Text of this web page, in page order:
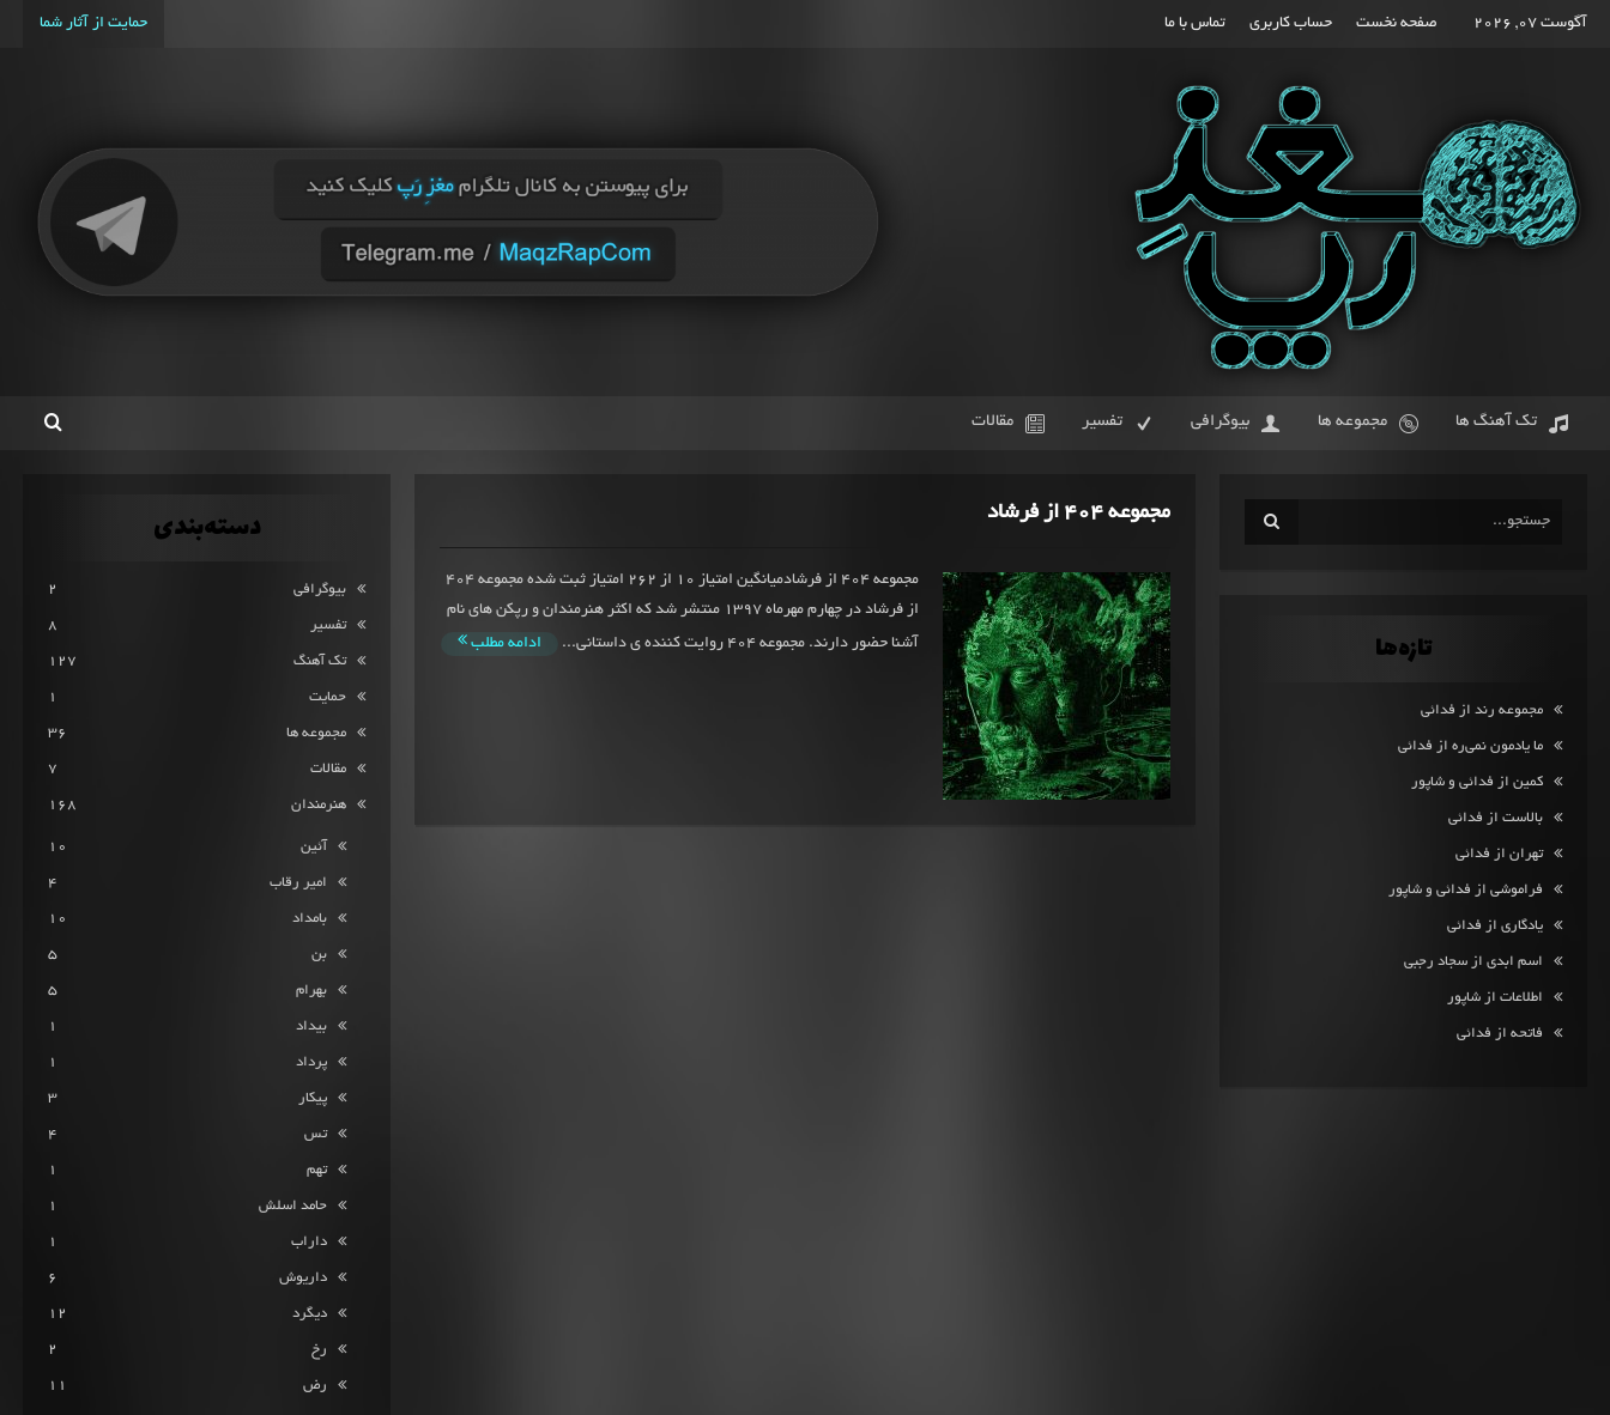
آگوست 07, 2026 حمایت از آثار شما صفحه نخست حساب کاربری تماس با ما
تک آهنگ ها مجموعه ها بیوگرافی تفسیر مقالات
مجموعه 404 از فرشاد
مجموعه 404 از فرشادمیانگین امتیاز 10 از 262 امتیاز ثبت شده مجموعه 404
از فرشاد در چهارم مهرماه 1397 منتشر شد که اکثر هنرمندان و رپکن های نام
آشنا حضور دارند. مجموعه 404 روایت کننده ی داستانی... ادامه مطلب
دسته‌بندی
بیوگرافی 2
تفسیر 8
تک آهنگ 127
حمایت 1
مجموعه ها 36
مقالات 7
هنرمندان 168
آئین 10
امیر رقاب 4
بامداد 10
بن 5
بهرام 5
بیداد 1
پرداد 1
پیکار 3
تس 4
تهم 1
حامد اسلش 1
داراب 1
داریوش 6
دیگرد 12
رخ 2
رض 11
تازه‌ها
مجموعه رند از فدائی
ما یادمون نمی‌ره از فدائی
کمین از فدائی و شاپور
بالاست از فدائی
تهران از فدائی
فراموشی از فدائی و شاپور
یادگاری از فدائی
اسم ابدی از سجاد رجبی
اطلاعات از شاپور
فاتحه از فدائی